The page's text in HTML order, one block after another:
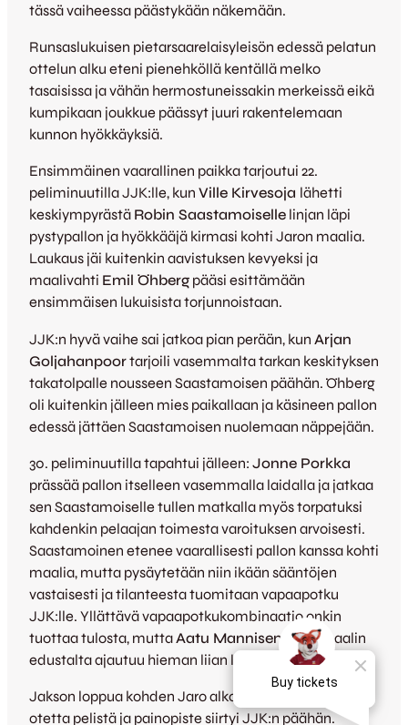
tässä vaiheessa päästykään näkemään.
Runsaslukuisen pietarsaarelaisyleisön edessä pelatun
ottelun alku eteni pienehköllä kentällä melko
tasaisissa ja vähän hermostuneissakin merkeissä eikä
kumpikaan joukkue päässyt juuri rakentelemaan
kunnon hyökkäyksiä.
Ensimmäinen vaarallinen paikka tarjoutui 22.
peliminuutilla JJK:lle, kun Ville Kirvesoja lähetti
keskiympyrästä Robin Saastamoiselle linjan läpi
pystypallon ja hyökkääjä kirmasi kohti Jaron maalia.
Laukaus jäi kuitenkin aavistuksen kevyeksi ja
maalivahti Emil Öhberg pääsi esittämään
ensimmäisen lukuisista torjunnoistaan.
JJK:n hyvä vaihe sai jatkoa pian perään, kun Arjan
Goljahanpoortarjoili vasemmalta tarkan keskityksen
takatolpalle nousseen Saastamoisen päähän. Öhberg
oli kuitenkin jälleen mies paikallaan ja käsineen pallon
edessä jättäen Saastamoisen nuolemaan näppejään.
30. peliminuutilla tapahtui jälleen: Jonne Porkka
prässää pallon itselleen vasemmalla laidalla ja jatkaa
sen Saastamoiselle tullen matkalla myös torpatuksi
kahdenkin pelaajan toimesta varoituksen arvoisesti.
Saastamoinen etenee vaarallisesti pallon kanssa kohti
maalia, mutta pysäytetään niin ikään sääntöjen
vastaisesti ja tilanteesta tuomitaan vapaapotku
JJK:lle. Yllättävä vapaapotkukombinaatio onkin
tuottaa tulosta, muttaAatu Mannisen
jatko maalin
edustalta ajautuu hieman liian leveäksi.
Jakson loppua kohden Jaro alkoi saada enemmän
otetta pelistä ja painopiste siirtyi JJK:n päähän.